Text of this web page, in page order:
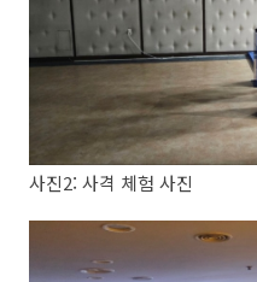
사진2: 사격 체험 사진